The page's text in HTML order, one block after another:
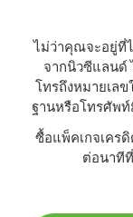
ไม่ว่าคุณจะอยู่ที่
จากนิวซีแลนด์
โทรถึงหมายเล
ฐานหรือโทรศัพท์
ซื้อแพ็คเกจเคร
ต่อนาที